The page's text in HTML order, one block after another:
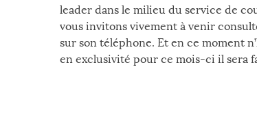
leader dans le milieu du service de
vous invitons vivement à venir
sur son téléphone. Et en ce moment
en exclusivité pour ce mois-ci il sera